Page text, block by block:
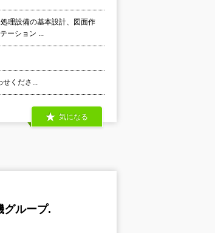
理設備の基本設計、図面作
ーション ...
くださ...
気になる
グループ.